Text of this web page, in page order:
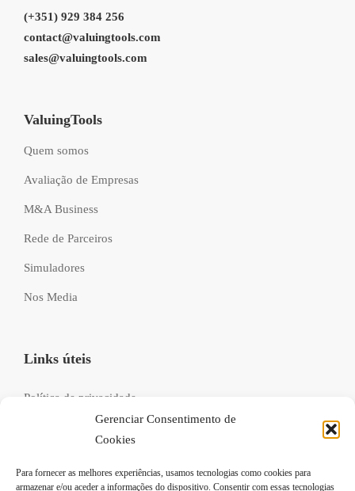
Gerenciar Consentimento de
Cookies
Para fornecer as melhores experiências, usamos tecnologias como cookies para
armazenar e/ou aceder a informações do dispositivo. Consentir com essas tecnologias
(+351) 929 384 256
contact@valuingtools.com
sales@valuingtools.com
ValuingTools
Quem somos
Avaliação de Empresas
M&A Business
Rede de Parceiros
Simuladores
Nos Media
Links úteis
Política de privacidade
Livro de reclamações
FAQs